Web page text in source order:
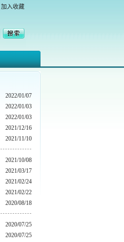
加入收藏
2022/01/07
2022/01/03
2022/01/03
2021/12/16
2021/11/10
2021/10/08
2021/03/17
2021/02/24
2021/02/22
2020/08/18
2020/07/25
2020/07/25